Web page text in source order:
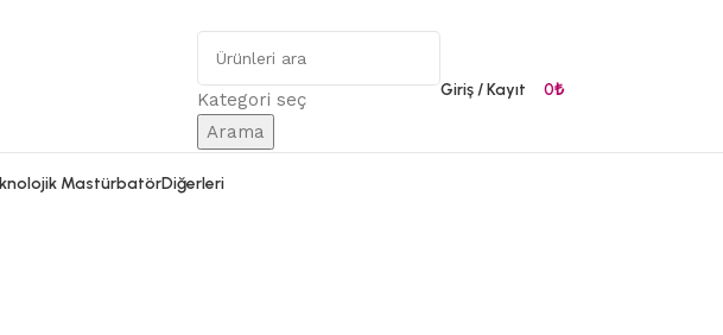
Kategori seç
Arama
Giriş / Kayıt 0₺
MastürbatörDiğerleri